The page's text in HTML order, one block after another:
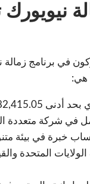
نيويورك
في برنامج زمالة
هي:
82,415.05 دولارًا.
في شركة متعددة
خبرة في بيئة
المتحدة